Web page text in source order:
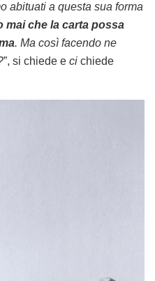
abituati a questa sua forma
mai che la carta possa
. Ma così facendo ne
”, si chiede e ci chiede